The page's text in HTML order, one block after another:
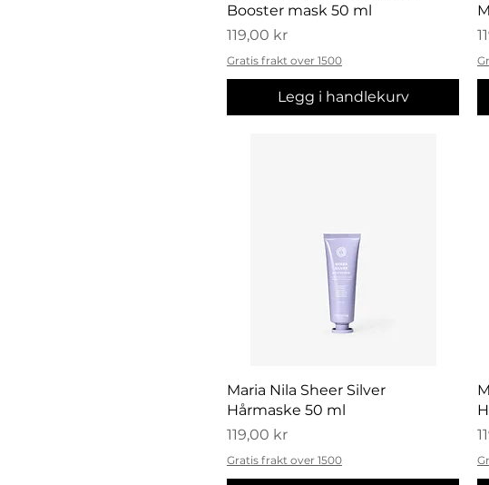
Booster mask 50 ml
Pris
119,00 kr
Gratis frakt over 1500
Legg i handlekurv
Hurtigvisning
Maria Nila Sheer Silver
Hårmaske 50 ml
Pris
119,00 kr
Gratis frakt over 1500